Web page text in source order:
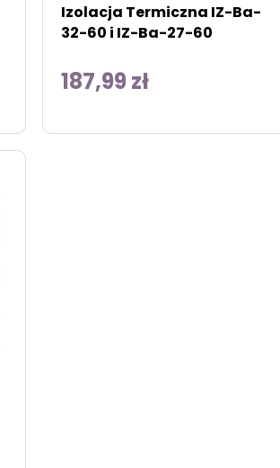
Izolacja Termiczna IZ-Ba-
32-60 i IZ-Ba-27-60
187,99 zł